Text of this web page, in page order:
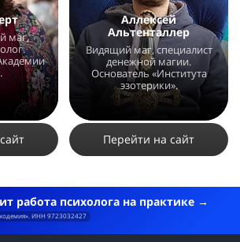
маг,
Аллексей
Альтенталлер
Видящий маг, специалист
денежной магии.
Основатель «Института
эзотерики».
3015 3 10
Перейти на сайт
работа психолога на практике
ИНН 9723032427